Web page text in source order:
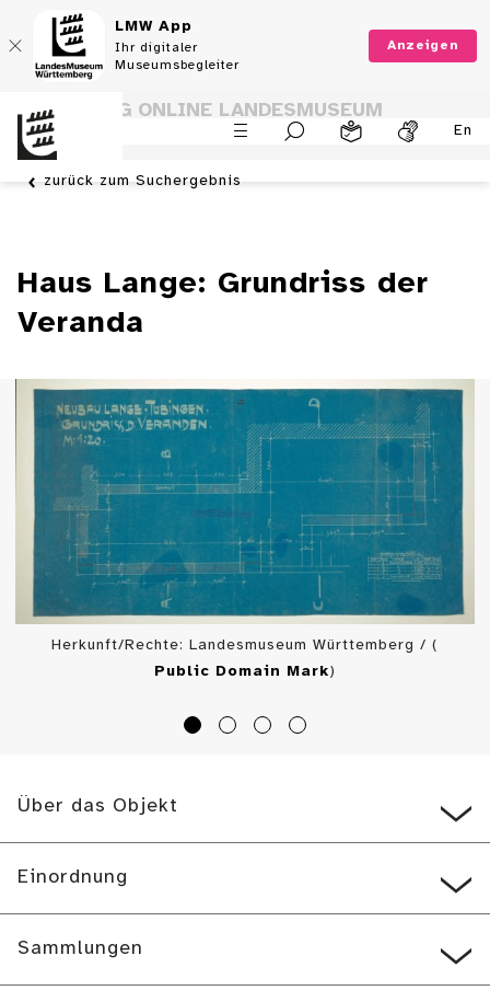
LMW App
Ihr digitaler
Museumsbegleiter
Anzeigen
En
SAMMLUNG ONLINE LANDESMUSEUM
WÜRTTEMBERG
zurück zum Suchergebnis
Haus Lange: Grundriss der
Veranda
Herkunft/Rechte: Landesmuseum Württemberg / (
Public Domain Mark)
Über das Objekt
Einordnung
Sammlungen